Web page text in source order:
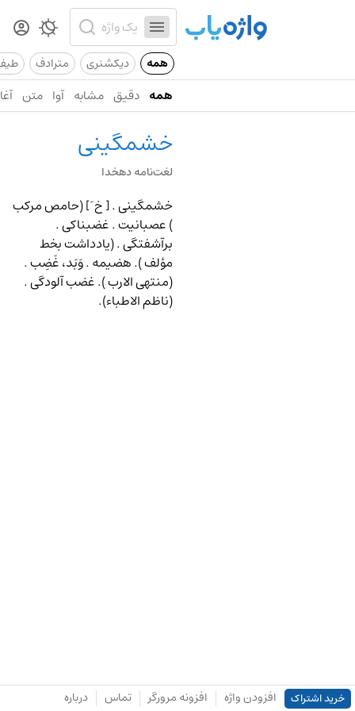
همه دیکشنری مترادف
همه دقیق مشابه آوا متن
خشمگینی
لغت‌نامه دهخدا
خشمگینی .[ خ َ ] (حامص مرکب
) عصبانیت . غضبناکی .
برآشفتگی . (یادداشت بخط
مؤلف ). هضیمه . وَبَد، غَضِب .
(منتهی الارب ). غضب آلودگی .
(ناظم الاطباء).
خرید اشتراک افزودن واژه افزونه مرورگر تماس درباره